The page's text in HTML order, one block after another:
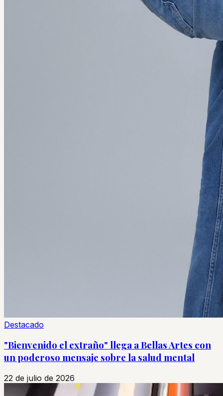
Destacado
"Bienvenido el extraño" llega a Bellas Artes con
un poderoso mensaje sobre la salud mental
22 de julio de 2026